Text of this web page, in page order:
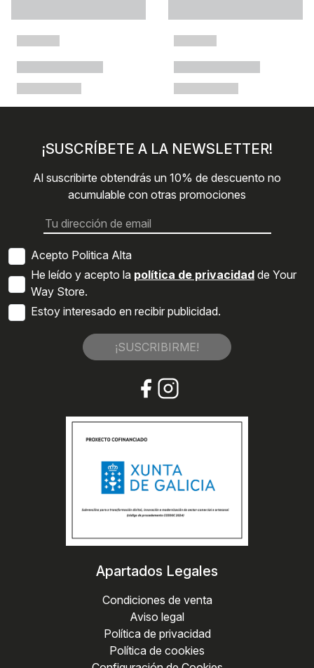
¡SUSCRÍBETE A LA NEWSLETTER!
Al suscribirte obtendrás un 10% de descuento no
acumulable con otras promociones
Acepto Politica Alta
He leído y acepto la política de privacidad de Your
Way Store.
Estoy interesado en recibir publicidad.
¡SUSCRIBIRME!
Apartados Legales
Condiciones de venta
Aviso legal
Política de privacidad
Política de cookies